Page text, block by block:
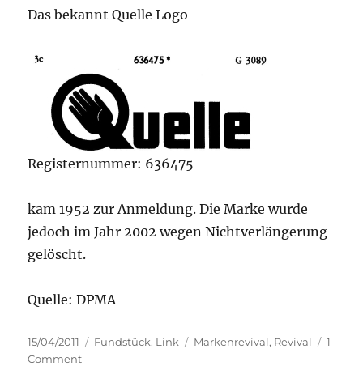
Das bekannt Quelle Logo
Registernummer: 636475
kam 1952 zur Anmeldung. Die Marke wurde
jedoch im Jahr 2002 wegen Nichtverlängerung
gelöscht.
Quelle: DPMA
Posted
on
15/04/2011 Categories
Fundstück, Link Tags
Markenrevival, Revival
1
Commenton